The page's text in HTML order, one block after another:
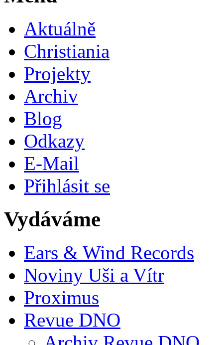
Aktuálně
Christiania
Projekty
Archiv
Blog
Odkazy
E-Mail
Přihlásit se
Vydáváme
Ears & Wind Records
Noviny Uši a Vítr
Proximus
Revue DNO